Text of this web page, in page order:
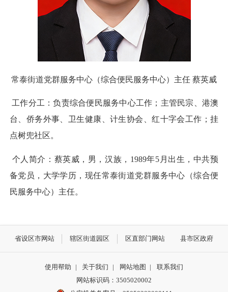
常泰街道党群服务中心（综合便民服务中心）主任 蔡英威
工作分工：负责综合便民服务中心工作；主管民宗、港澳
台、侨务外事、卫生健康、计生协会、红十字会工作；挂
点树兜社区。
个人简介：蔡英威，男，汉族，1989年5月出生，中共预
备党员，大学学历，现任常泰街道党群服务中心（综合便
民服务中心）主任。
省设区市网站 辖区街道园区 区直部门网站 县市区政府
使用帮助 | 关于我们 | 网站地图 |
联系我们
网站标识码：3505020002